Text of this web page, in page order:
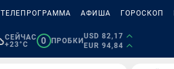
ТЕЛЕПРОГРАММА АФИША ГОРОСКОП
СЕЙЧАС
+23°C
0 ПРОБКИ
USD 82,17
EUR 94,84